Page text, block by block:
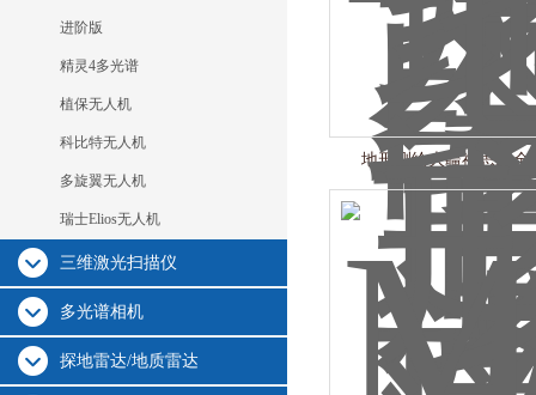
进阶版
精灵4多光谱
植保无人机
科比特无人机
多旋翼无人机
瑞士Elios无人机
三维激光扫描仪
多光谱相机
探地雷达/地质雷达
地形测绘大疆禅思P1全